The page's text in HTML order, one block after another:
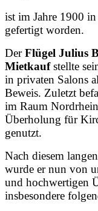
ist im Jahre 1900
gefertigt worden.
DerFlügel Julius
Mietkaufstellte
in privaten Salons
Beweis. Zuletzt
im Raum
Überholung für
genutzt.
Nach diesem
wurde er nun von
und hochwertigen
insbesondere